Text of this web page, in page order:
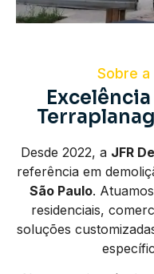
Sobre a
Desde 2022, a JFR
referência em
São Paulo.
residenciais,
soluções